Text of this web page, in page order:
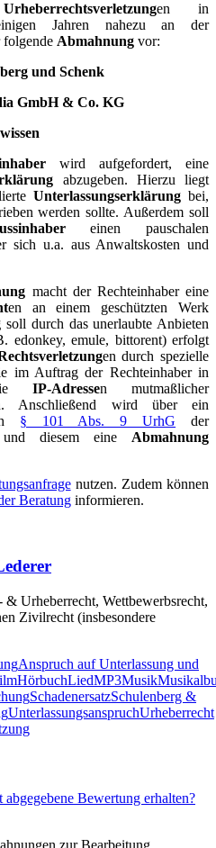
Urheberrechtsverletzungen in
Jahren nahezu an der
Abmahnung vor:
und Schenk
GmbH & Co. KG
wird aufgefordert, eine
abzugeben. Hierzu liegt
Unterlassungserklärung bei,
werden sollte. Außerdem soll
einen pauschalen
sich u.a. aus Anwaltskosten und
macht der Rechteinhaber eine
en an einem geschützten Werk
soll durch das unerlaubte Anbieten
edonkey, emule, bittorent) erfolgt
en durch spezielle
im Auftrag der Rechteinhaber in
IP-Adressen mutmaßlicher
Anschließend wird über ein
§ 101 Abs. 9 UrhG der
diesem eine Abmahnung
nutzen. Zudem können
Beratung informieren.
Urheberrecht, Wettbewerbsrecht,
Zivilrecht (insbesondere
Anspruch auf Unterlassung und
HörbuchLiedMP3Musik
SchadenersatzSchulenberg &
UnterlassungsanspruchUrheberrecht
Bewertung erhalten?